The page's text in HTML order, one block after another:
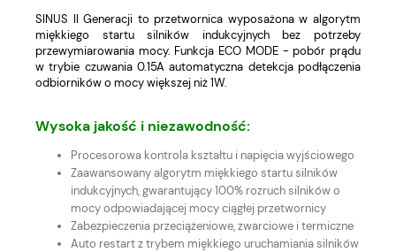
SINUS II Generacji to przetwornica wyposażona w algorytm
miękkiego startu silników indukcyjnych bez potrzeby
przewymiarowania mocy. Funkcja ECO MODE - pobór prądu
w trybie czuwania 0.15A automatyczna detekcja podłączenia
odbiorników o mocy większej niż 1W.
Wysoka jakość i niezawodność:
Procesorowa kontrola kształtu i napięcia wyjściowego
Zaawansowany algorytm miękkiego startu silników
indukcyjnych, gwarantujący 100% rozruch silników o
mocy odpowiadającej mocy ciągłej przetwornicy
Zabezpieczenia przeciążeniowe, zwarciowe i termiczne
Auto restart z trybem miękkiego uruchamiania silników